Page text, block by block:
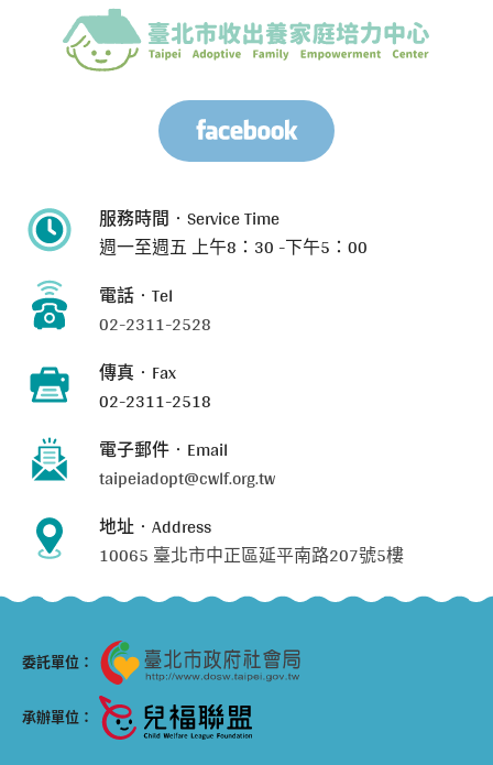
服務時間‧Service Time
週一至週五上午8：30 -下午5：00
電話‧Tel
02-2311-2528
傳真‧Fax
02-2311-2518
電子郵件‧Email
taipeiadopt@cwlf.org.tw
地址‧Address
10065 臺北市中正區延平南路207號5樓
委託單位：
承辦單位：